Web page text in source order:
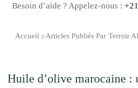
Besoin d’aide ? Appelez-nous :
Accueil Articles Publiés Par Terroir
Huile d’olive marocaine :